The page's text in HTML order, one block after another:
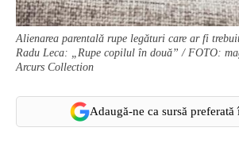
Alienarea parentală rupe legături care ar fi
Radu Leca: „Rupe copilul în două” / FOTO:
Arcurs Collection
Adaugă-ne ca sursă preferată